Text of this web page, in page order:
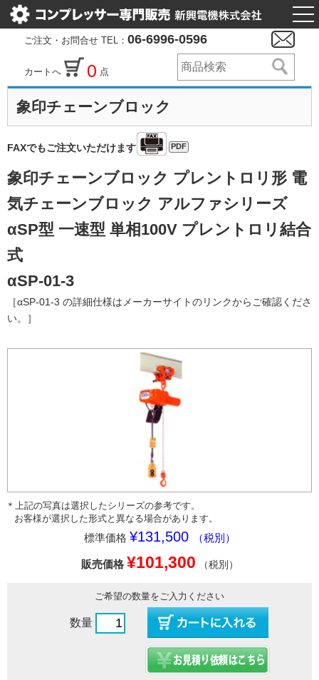
ご注文・お問合せ TEL： 06-6996-0596
カートへ 0 点
象印チェーンブロック
FAXでもご注文いただけます PDF
象印チェーンブロック プレントロリ形 電
気チェーンブロック アルファシリーズ
αSP型 一速型 単相100V プレントロリ結合
式
αSP-01-3
［αSP-01-3 の詳細仕様はメーカーサイトのリンクからご確認くださ
い。］
＊上記の写真は選択したシリーズの参考です。
お客様が選択した形式と異なる場合があります。
標準価格 ¥131,500 （税別）
販売価格 ¥101,300 （税別）
ご希望の数量をご入力ください
数量